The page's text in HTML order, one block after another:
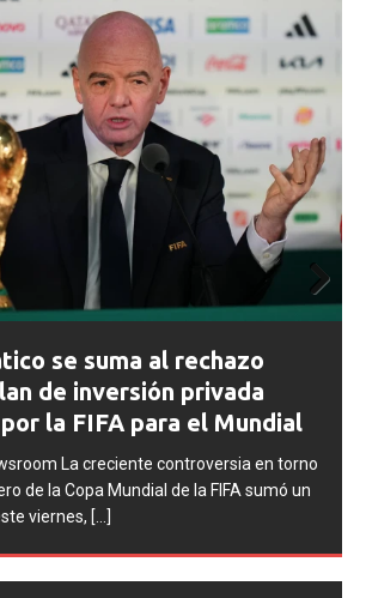
expedientes disciplinarios
tras los incidentes en
Mundial 2026
La FIFA inició una serie de
contra la Asociación del Fútbol
cuatro integrantes de la selección